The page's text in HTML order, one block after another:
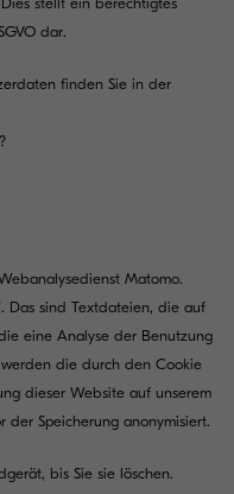
dar.
finden Sie in der
Matomo.
Das sind Textdateien, die auf
eine Analyse der Benutzung
die durch den Cookie
dieser Website auf unserem
der Speicherung anonymisiert.
bis Sie sie löschen.